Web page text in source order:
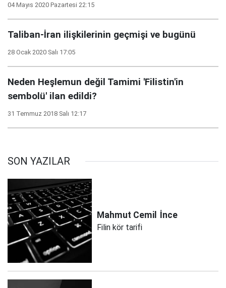
04 Mayıs 2020 Pazartesi 22:15
Taliban-İran ilişkilerinin geçmişi ve bugünü
28 Ocak 2020 Salı 17:05
Neden Heşlemun değil Tamimi 'Filistin'in
sembolü' ilan edildi?
31 Temmuz 2018 Salı 12:17
SON YAZILAR
Mahmut Cemil İnce
Filin kör tarifi